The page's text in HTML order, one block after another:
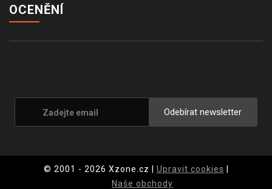
OCENĚNÍ
Odebírat newsletter
© 2001 - 2026 Xzone.cz | Upravit cookies
Naše obchody